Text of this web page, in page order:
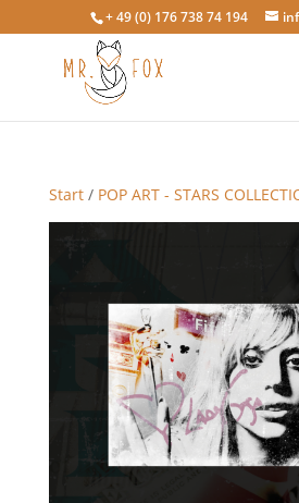
+ 49 (0) 176 738 74 194
Start/ POP ART - STARS